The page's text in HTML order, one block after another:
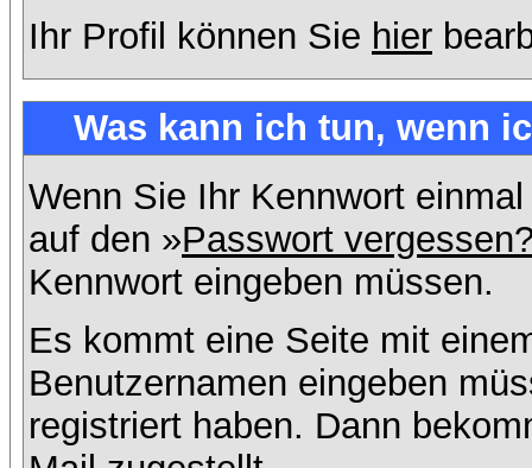
Ihr Profil können Sie hier
Was kann ich tun, wenn
Wenn Sie Ihr Kennwort
auf den »Passwort
Kennwort eingeben müssen.
Es kommt eine Seite mit
Benutzernamen eingeben
registriert haben. Dann